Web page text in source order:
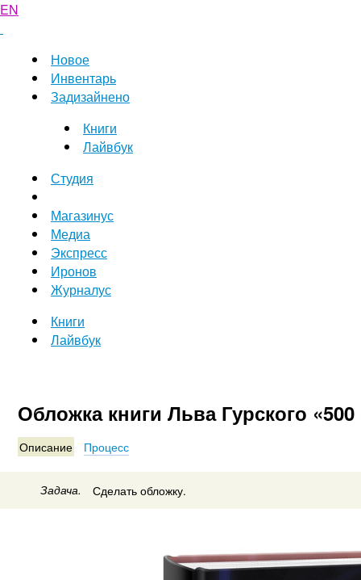
EN
Новое
Инвентарь
Задизайнено
Книги
Лайвбук
Студия
Магазинус
Медиа
Экспресс
Иронов
Журналус
Книги
Лайвбук
Обложка книги Льва Гурского
Описание Процесс
Задача. Сделать обложку.